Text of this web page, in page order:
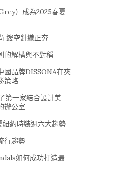
）成為2025春夏
鏤空針織正夯
的解構與不對稱
國品牌DISSONA在夾
策略
第一家結合設計美
辦公室
紐約時裝週六大趨勢
行趨勢
如何成功打造最